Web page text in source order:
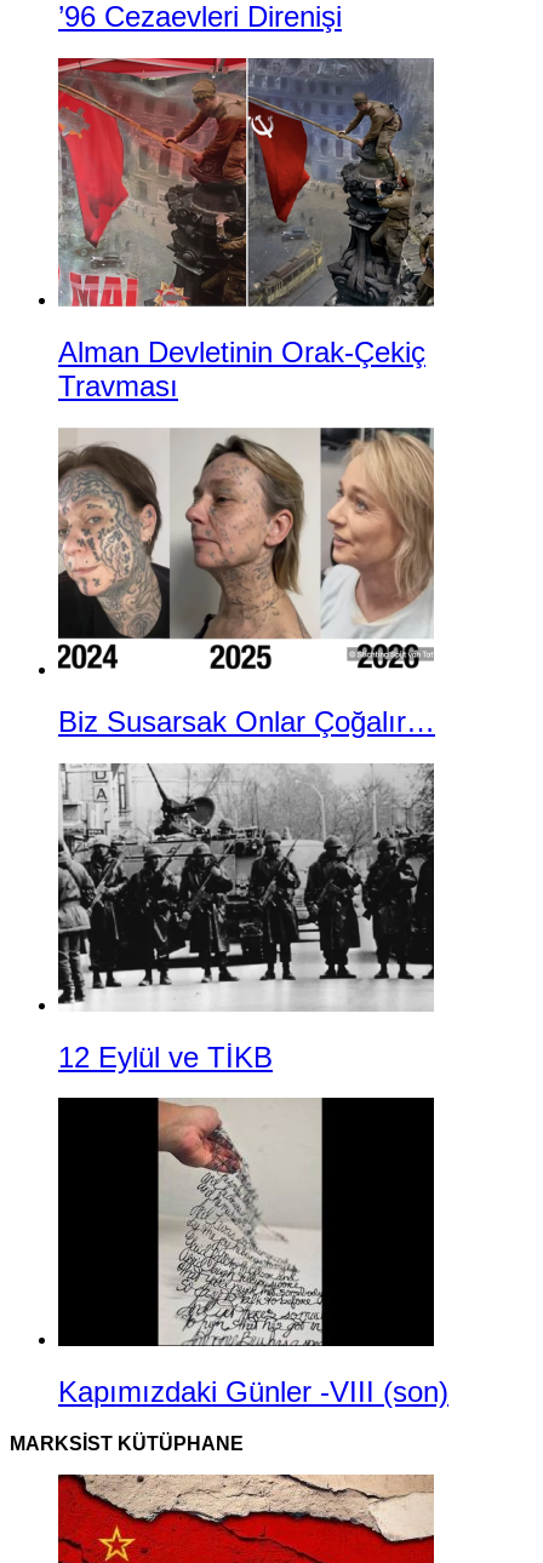
’96 Cezaevleri Direnişi
Alman Devletinin Orak-Çekiç
Travması
Biz Susarsak Onlar Çoğalır…
12 Eylül ve TİKB
Kapımızdaki Günler -VIII (son)
MARKSIST KÜTÜPHANE